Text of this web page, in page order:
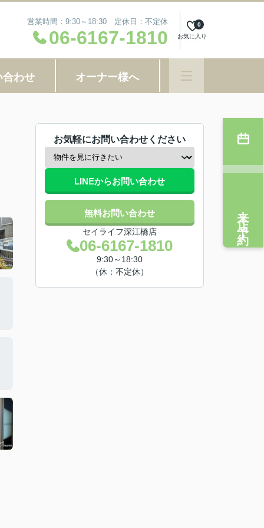
営業時間：9:30～18:30 定休日：不定休
06-6167-1810 お気に入り
0
合わせ オーナー様へ
お気軽にお問い合わせください
LINEからお問い合わせ
無料お問い合わせ
セイライフ深江橋店
06-6167-1810
9:30～18:30
（休：不定休）
来店予約